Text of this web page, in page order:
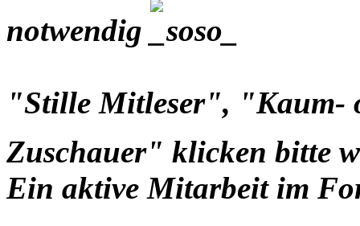
notwendig
"Stille Mitleser", "Kaum-
Zuschauer" klicken bitte
Ein aktive Mitarbeit im